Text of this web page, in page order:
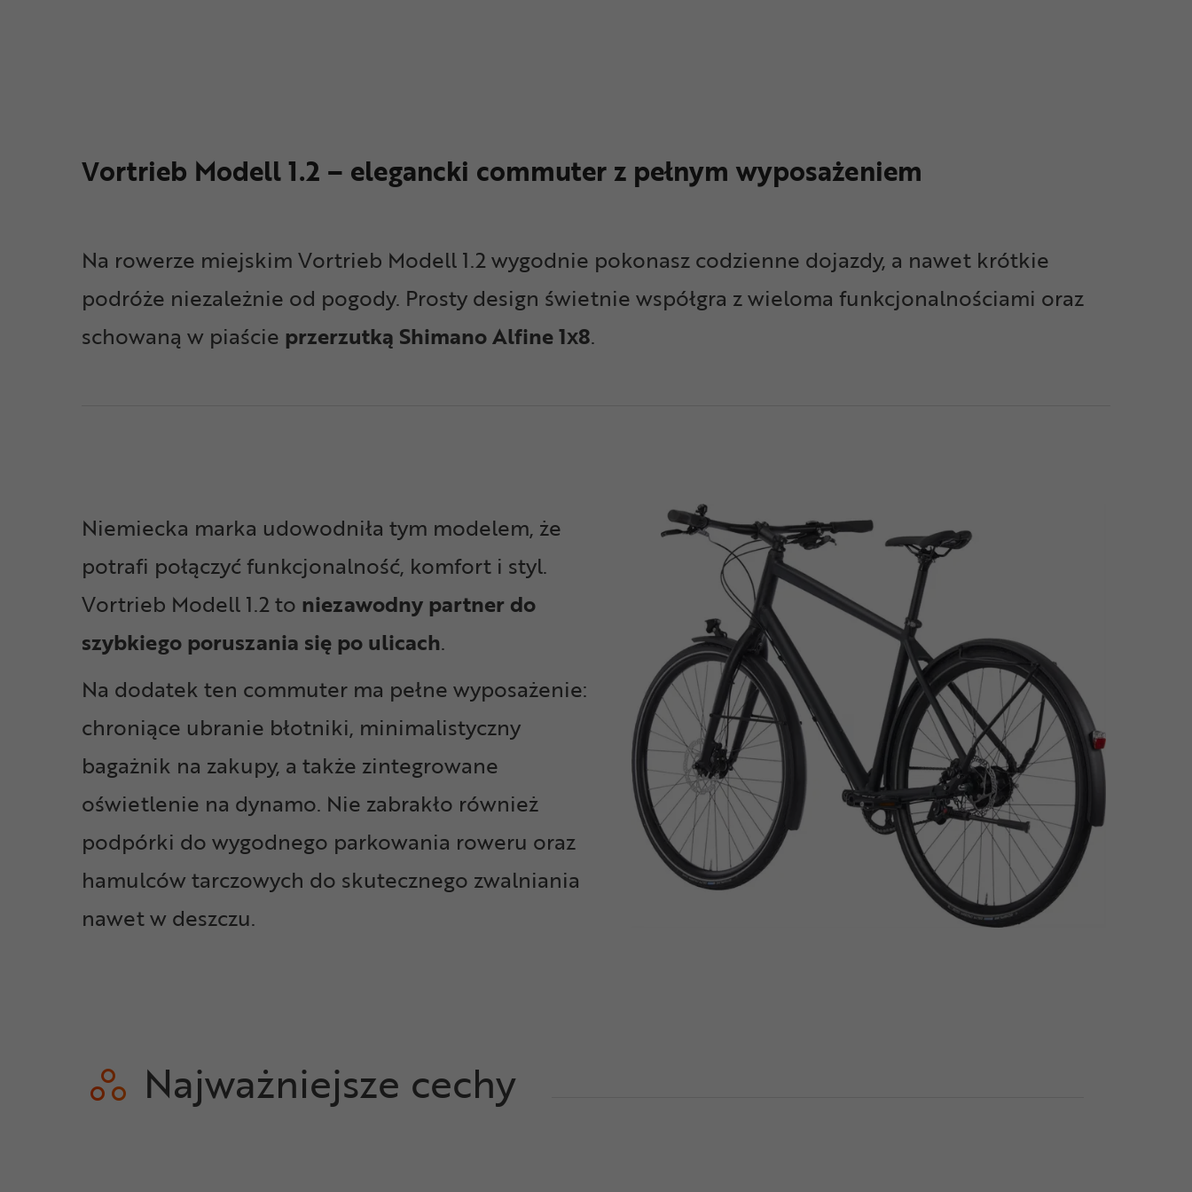
Vortrieb Modell 1.2 – elegancki commuter z pełnym wyposażeniem
Na rowerze miejskim Vortrieb Modell 1.2 wygodnie pokonasz codzienne dojazdy, a nawet krótkie
podróże niezależnie od pogody. Prosty design świetnie współgra z wieloma funkcjonalnościami oraz
schowaną w piaście przerzutką Shimano Alfine 1x8.
Niemiecka marka udowodniła tym modelem, że
potrafi połączyć funkcjonalność, komfort i styl.
Vortrieb Modell 1.2 to niezawodny partner do
szybkiego poruszania się po ulicach.
Na dodatek ten commuter ma pełne wyposażenie:
chroniące ubranie błotniki, minimalistyczny
bagażnik na zakupy, a także zintegrowane
oświetlenie na dynamo. Nie zabrakło również
podpórki do wygodnego parkowania roweru oraz
hamulców tarczowych do skutecznego zwalniania
nawet w deszczu.
Najważniejsze cechy